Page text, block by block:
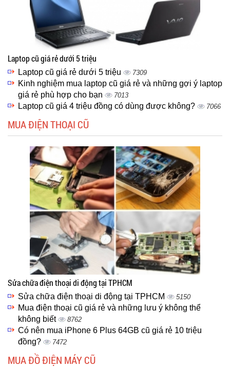
Laptop cũ giá rẻ dưới 5 triệu
Laptop cũ giá rẻ dưới 5 triệu 7309
Kinh nghiệm mua laptop cũ giá rẻ và những gợi ý laptop
giá rẻ phù hợp cho bạn
7013
Laptop cũ giá 4 triệu đồng có dùng được không? 7066
MUA ĐIỆN THOẠI CŨ
Sửa chữa điện thoại di động tại TPHCM
Sửa chữa điện thoại di động tại TPHCM 5150
Mua điện thoại cũ giá rẻ và những lưu ý không thể
không biết
8762
Có nên mua iPhone 6 Plus 64GB cũ giá rẻ 10 triệu
đồng?
7472
MUA ĐỒ ĐIỆN MÁY CŨ